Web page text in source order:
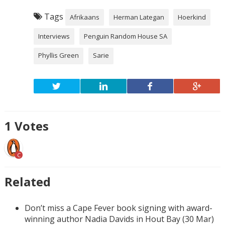
Tags Afrikaans Herman Lategan Hoerkind
Interviews Penguin Random House SA
Phyllis Green Sarie
1 Votes
C
Related
Don’t miss a Cape Fever book signing with award-
winning author Nadia Davids in Hout Bay (30 Mar)